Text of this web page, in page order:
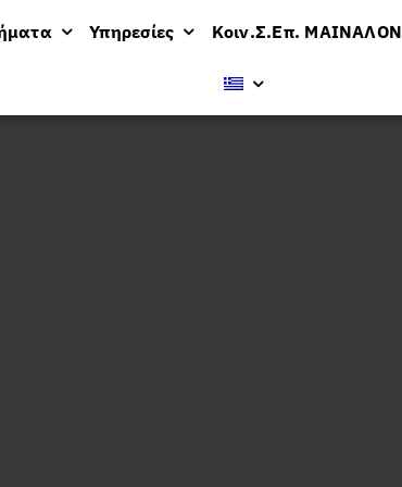
Υπηρεσίες Κοιν.Σ.Επ. ΜΑΙΝΑΛΟΝ